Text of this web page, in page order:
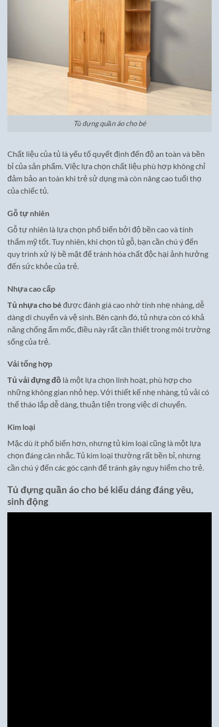
Tủ đựng quần áo cho bé
Chất liệu của tủ là yếu tố quyết định đến độ an toàn và bền
bỉ của sản phẩm. Việc lựa chọn chất liệu phù hợp không chỉ
đảm bảo an toàn khi trẻ sử dụng mà còn nâng cao tuổi thọ
của chiếc tủ.
Gỗ tự nhiên
Gỗ tự nhiên là lựa chọn phổ biến bởi độ bền cao và tính
thẩm mỹ tốt. Tuy nhiên, khi chọn tủ gỗ, bạn cần chú ý đến
quy trình xử lý bề mặt để tránh hóa chất độc hại ảnh hưởng
đến sức khỏe của trẻ.
Nhựa cao cấp
Tủ nhựa cho bé được đánh giá cao nhờ tính nhẹ nhàng, dễ
dàng di chuyển và vệ sinh. Bên cạnh đó, tủ nhựa còn có khả
năng chống ẩm mốc, điều này rất cần thiết trong môi trường
sống của trẻ.
Vải tổng hợp
Tủ vải đựng đồ là một lựa chọn linh hoạt, phù hợp cho
những không gian nhỏ hẹp. Với thiết kế nhẹ nhàng, tủ vải có
thể tháo lắp dễ dàng, thuận tiện trong việc di chuyển.
Kim loại
Mặc dù ít phổ biến hơn, nhưng tủ kim loại cũng là một lựa
chọn đáng cân nhắc. Tủ kim loại thường rất bền bỉ, nhưng
cần chú ý đến các góc cạnh để tránh gây nguy hiểm cho trẻ.
Tủ đựng quần áo cho bé kiểu dáng đáng yêu,
sinh động